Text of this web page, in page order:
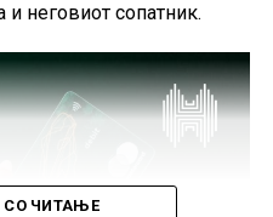
и неговиот сопатник.
ЧИТАЊЕ